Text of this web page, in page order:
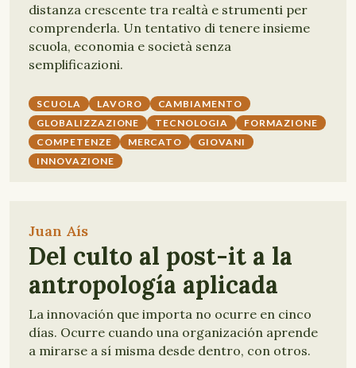
distanza crescente tra realtà e strumenti per
comprenderla. Un tentativo di tenere insieme
scuola, economia e società senza
semplificazioni.
SCUOLA LAVORO
CAMBIAMENTO
GLOBALIZZAZIONE
TECNOLOGIA
FORMAZIONE
COMPETENZE
MERCATO
GIOVANI
INNOVAZIONE
Juan Aís
Del culto al post-it a la
antropología aplicada
La innovación que importa no ocurre en cinco
días. Ocurre cuando una organización aprende
a mirarse a sí misma desde dentro, con otros.